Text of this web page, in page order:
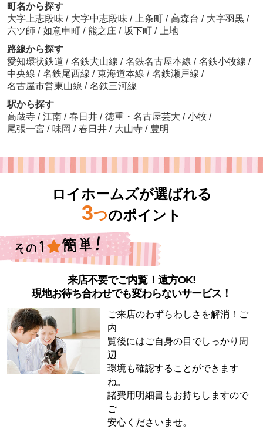
町名から探す
大字上志段味 / 大字中志段味 / 上条町 / 高森台 / 大字羽黒 /
六ツ師 / 如意申町 / 熊之庄 / 坂下町 /
上地
路線から探す
愛知環状鉄道 / 名鉄犬山線 / 名鉄名古屋本線 / 名鉄小牧線 /
中央線 / 名鉄尾西線 / 東海道本線 / 名鉄瀬戸線 /
名古屋市営東山線 / 名鉄三河線
駅から探す
高蔵寺 / 江南 / 春日井 / 徳重・名古屋芸大 / 小牧 /
尾張一宮 / 味岡 / 春日井 / 大山寺 / 豊明
ロイホームズが選ばれる
3つのポイント
来店不要でご内覧！遠方OK!
現地お待ち合わせでも変わらないサービス！
ご来店のわずらわしさを解消！ご
内
覧後にはご自身の目でしっかり周
辺
環境も確認することができます
ね。
諸費用明細書もお持ちしますので
ご
安心くださいませ。